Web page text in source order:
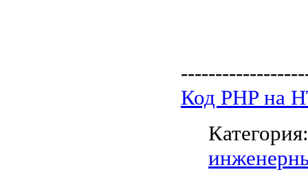
Код PHP на